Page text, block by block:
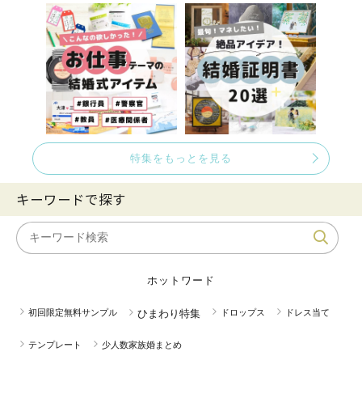
特集をもっとを見る
キーワードで探す
ホットワード
初回限定無料サンプル ひまわり特集 ドロップス ドレス当て
テンプレート 少人数家族婚まとめ